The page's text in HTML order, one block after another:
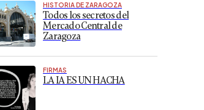
HISTORIA DE ZARAGOZA
Todos los secretos del
Mercado Central de
Zaragoza
FIRMAS
LA IA ES UN HACHA